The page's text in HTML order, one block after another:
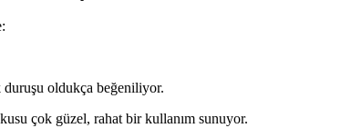
duruşu oldukça beğeniliyor.
çok güzel, rahat bir kullanım sunuyor.